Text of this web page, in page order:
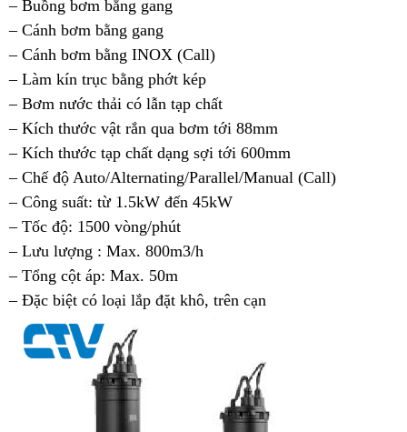
– Buồng bơm bằng gang
– Cánh bơm bằng gang
– Cánh bơm bằng INOX (Call)
– Làm kín trục bằng phớt kép
– Bơm nước thải có lẫn tạp chất
– Kích thước vật rắn qua bơm tới 88mm
– Kích thước tạp chất dạng sợi tới 600mm
– Chế độ Auto/Alternating/Parallel/Manual (Call)
– Công suất: từ 1.5kW đến 45kW
– Tốc độ: 1500 vòng/phút
– Lưu lượng : Max. 800m3/h
– Tổng cột áp: Max. 50m
– Đặc biệt có loại lắp đặt khô, trên cạn